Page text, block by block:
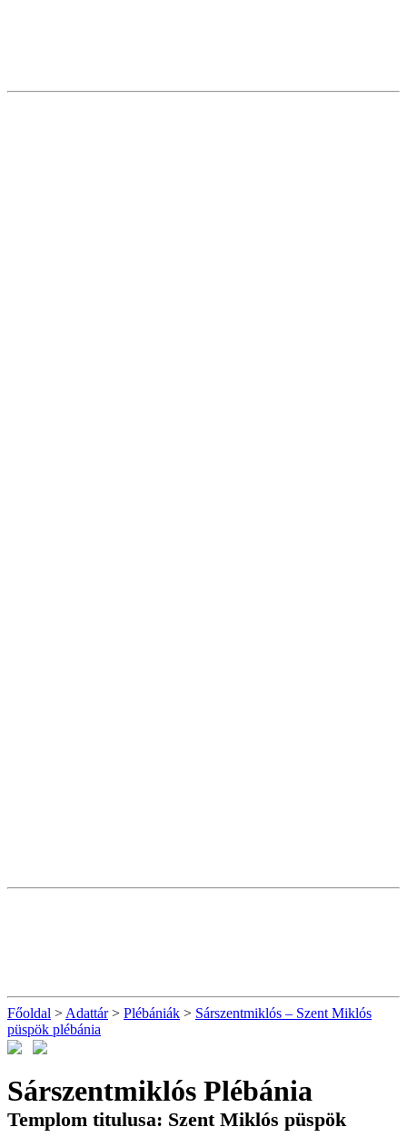
Főoldal > Adattár> Plébániák > Sárszentmiklós – Szent Miklós
püspök plébánia
Sárszentmiklós Plébánia
Templom titulusa: Szent Miklós püspök